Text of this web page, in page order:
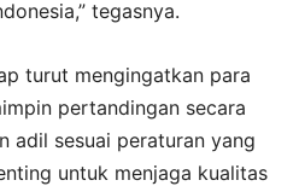
tegasnya.
turut mengingatkan para
pertandingan secara
adil sesuai peraturan yang
untuk menjaga kualitas